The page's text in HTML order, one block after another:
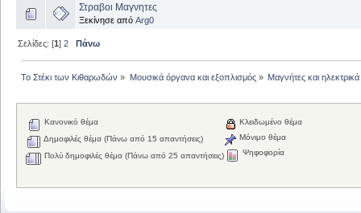
Στραβοι Μαγνητες
Ξεκίνησε από Arg0
Σελίδες: [1]2 Πάνω
Το Στέκι των Κιθαρωδών » Μουσικά όργανα και εξοπλισμός» Μαγνήτες και ηλεκτρικά
Κανονικό θέμα
Δημοφιλές θέμα (Πάνω από 15 απαντήσεις)
Πολύ δημοφιλές θέμα (Πάνω από 25 απαντήσεις)
Κλειδωμένο θέμα
Μόνιμο θέμα
Ψηφοφορία